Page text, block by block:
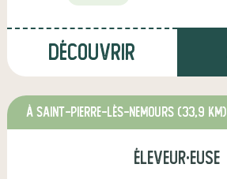
Découvrir
à Saint-Pierre-lès-Nemours (33,9 km)
éleveur·euse